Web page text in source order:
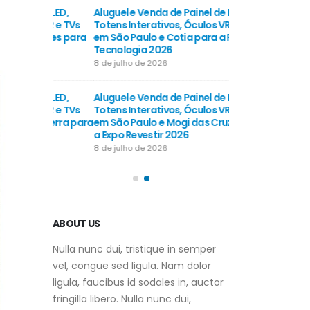
e TVs
para
para
Aluguel e Venda de Painel de LED,
Totens Interativos, Óculos VR e TVs
em São Paulo e Cotia para a FISPAL
Tecnologia 2026
8 de julho de 2026
Aluguel e Venda de Painel de LED,
Totens Interativos, Óculos VR e TVs
em São Paulo e Mogi das Cruzes para
a Expo Revestir 2026
8 de julho de 2026
ABOUT US
Nulla nunc dui, tristique in semper
vel, congue sed ligula. Nam dolor
ligula, faucibus id sodales in, auctor
fringilla libero. Nulla nunc dui,